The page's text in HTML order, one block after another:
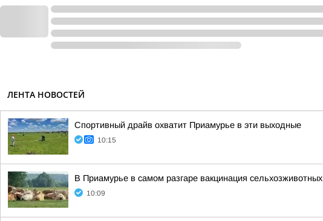
ЛЕНТА НОВОСТЕЙ
Спортивный драйв охватит Приамурье в эти выходные
10:15
В Приамурье в самом разгаре вакцинация сельхозживотных
10:09